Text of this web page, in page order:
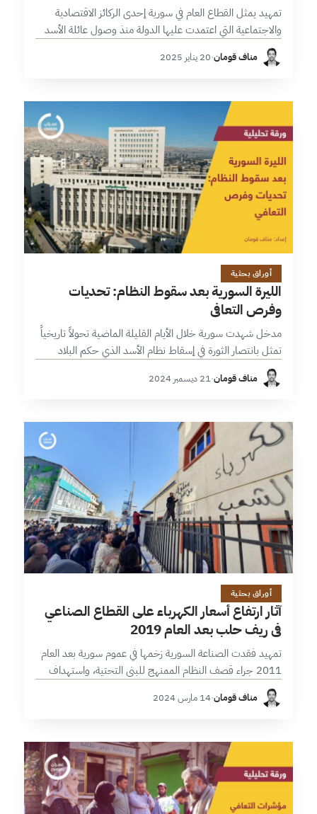
تمهيد يمثل القطاع العام في سورية إحدى الركائز الاقتصادية
والاجتماعية التي اعتمدت عليها الدولة منذ وصول عائلة الأسد
إلى السلطة في سبعينيات القرن الماضي. بُني هذا القطاع على
أساس نموذج…
مناف قومان·20 يناير 2025
12 دقائق
أوراق بحثية
الليرة السورية بعد سقوط النظام: تحديات
وفرص التعافي
مدخل شهدت سورية خلال الأيام القليلة الماضية تحولاً تاريخياً
تمثل بانتصار الثورة في إسقاط نظام الأسد الذي حكم البلاد
لخمسة عقود، بعد سنوات من الصراع الدموي أدخلت البلاد في
أتون…مناف قومان·21 ديسمبر 2024
10 دقائق
أوراق بحثية
آثار ارتفاع أسعار الكهرباء على القطاع الصناعي
في ريف حلب بعد العام 2019
تمهيد فقدت الصناعة السورية زخمها في عموم سورية بعد العام
2011 جراء قصف النظام الممنهج للبنى التحتية، واستهداف
البنى الصناعية، وتشظي الجغرافيا بين أطراف النزاع، وفقدان
حوامل الطاقة، وتهجير ونزوح…
مناف قومان·14 مارس 2024